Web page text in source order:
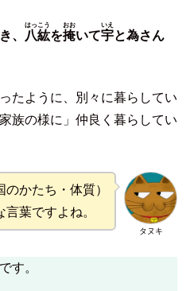
、 八紘
はっこう
を掩
おお
いて宇
いえ
と為さん
たように、別々に暮らしてい
族の様に」仲良く暮らしてい
タヌキ
かたち・体質）
葉ですよね。
す。